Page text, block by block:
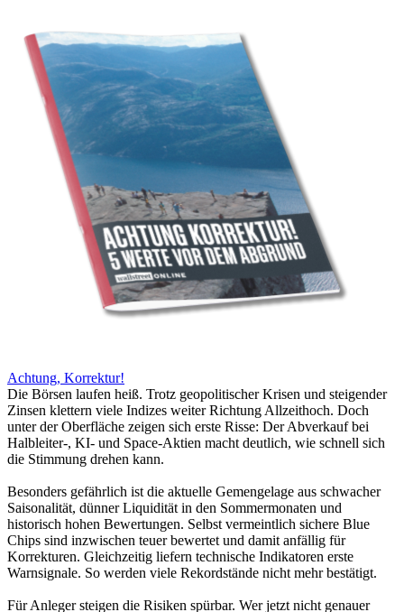
Achtung, Korrektur!
Die Börsen laufen heiß. Trotz geopolitischer Krisen und steigender
Zinsen klettern viele Indizes weiter Richtung Allzeithoch. Doch
unter der Oberfläche zeigen sich erste Risse: Der Abverkauf bei
Halbleiter-, KI- und Space-Aktien macht deutlich, wie schnell sich
die Stimmung drehen kann.
Besonders gefährlich ist die aktuelle Gemengelage aus schwacher
Saisonalität, dünner Liquidität in den Sommermonaten und
historisch hohen Bewertungen. Selbst vermeintlich sichere Blue
Chips sind inzwischen teuer bewertet und damit anfällig für
Korrekturen. Gleichzeitig liefern technische Indikatoren erste
Warnsignale. So werden viele Rekordstände nicht mehr bestätigt.
Für Anleger steigen die Risiken spürbar. Wer jetzt nicht genauer